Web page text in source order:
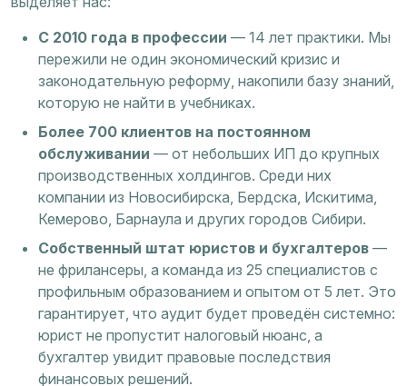
С 2010 года в профессии — 14 лет практики. Мы
пережили не один экономический кризис и
законодательную реформу, накопили базу знаний,
которую не найти в учебниках.
Более 700 клиентов на постоянном
обслуживании — от небольших ИП до крупных
производственных холдингов. Среди них
компании из Новосибирска, Бердска, Искитима,
Кемерово, Барнаула и других городов Сибири.
Собственный штат юристов и бухгалтеров —
не фрилансеры, а команда из 25 специалистов с
профильным образованием и опытом от 5 лет. Это
гарантирует, что аудит будет проведён системно:
юрист не пропустит налоговый нюанс, а
бухгалтер увидит правовые последствия
финансовых решений.